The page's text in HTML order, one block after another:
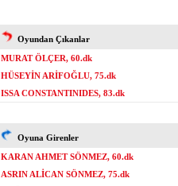
Oyundan Çıkanlar
MURAT ÖLÇER, 60.dk
HÜSEYİN ARİFOĞLU, 75.dk
ISSA CONSTANTINIDES, 83.dk
Oyuna Girenler
KARAN AHMET SÖNMEZ, 60.dk
ASRIN ALİCAN SÖNMEZ, 75.dk